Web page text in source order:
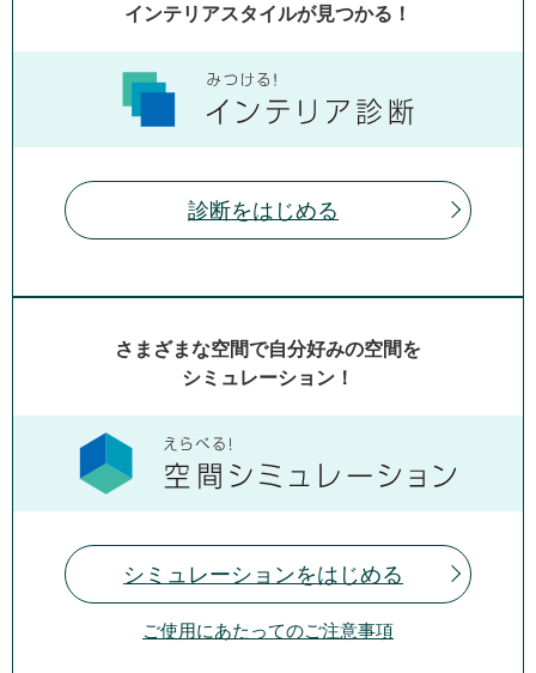
インテリアスタイルが見つかる！
診断をはじめる
さまざまな空間で自分好みの空間を
シミュレーション！
シミュレーションをはじめる
ご使用にあたってのご注意事項